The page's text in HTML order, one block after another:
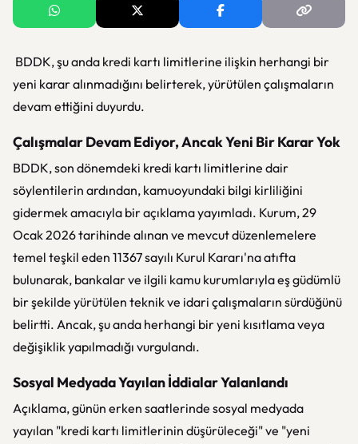
BDDK, şu anda kredi kartı limitlerine ilişkin herhangi bir
yeni karar alınmadığını belirterek, yürütülen çalışmaların
devam ettiğini duyurdu.
Çalışmalar Devam Ediyor, Ancak Yeni Bir Karar Yok
BDDK, son dönemdeki kredi kartı limitlerine dair
söylentilerin ardından, kamuoyundaki bilgi kirliliğini
gidermek amacıyla bir açıklama yayımladı. Kurum, 29
Ocak 2026 tarihinde alınan ve mevcut düzenlemelere
temel teşkil eden 11367 sayılı Kurul Kararı'na atıfta
bulunarak, bankalar ve ilgili kamu kurumlarıyla eş güdümlü
bir şekilde yürütülen teknik ve idari çalışmaların sürdüğünü
belirtti. Ancak, şu anda herhangi bir yeni kısıtlama veya
değişiklik yapılmadığı vurgulandı.
Sosyal Medyada Yayılan İddialar Yalanlandı
Açıklama, günün erken saatlerinde sosyal medyada
yayılan "kredi kartı limitlerinin düşürüleceği" ve "yeni